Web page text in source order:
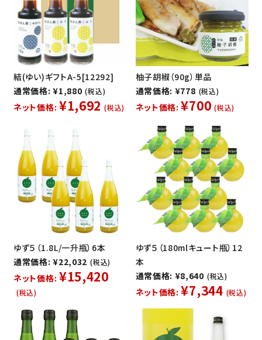
結(ゆい)ギフトA-5[12292]
通常価格: ¥1,880 (税込)
ネット価格: ¥1,692 (税込)
柚子胡椒（90g）単品
通常価格: ¥778 (税込)
ネット価格: ¥700 (税込)
ゆず５（1.8L/一升瓶）6本
通常価格: ¥22,032 (税込)
ネット価格: ¥15,420
(税込)
ゆず５（180mlキュート瓶）12
本
通常価格: ¥8,640 (税込)
ネット価格: ¥7,344 (税込)